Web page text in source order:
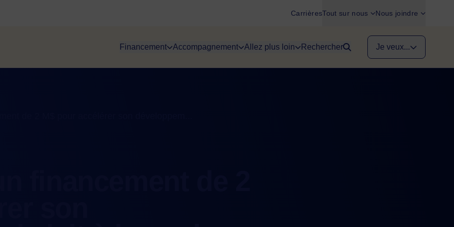
CarrièresTout sur nous Nous joindre
Financement Accompagnement Allez plus loin Rechercher Je veux...